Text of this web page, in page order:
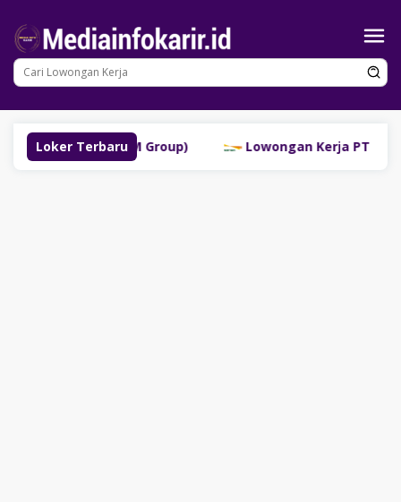
konten
Loker Terbaru
(SM Group) Lowongan Kerja PT Bank